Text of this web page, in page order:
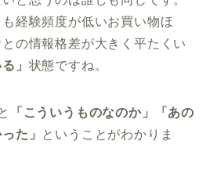
経験頻度が低いお買い物ほ
の情報格差が大きく平たくい
」 状態ですね。
「こういうものなのか」「あの
た」 ということがわかりま